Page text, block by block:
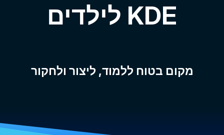
KDE לילדים
מקום בטוח ללמוד, ליצור ולחקור